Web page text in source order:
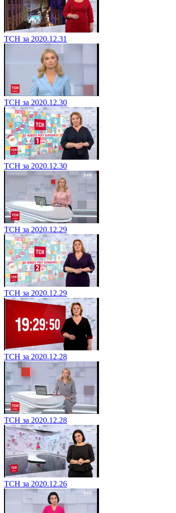
ТСН за 2020.12.31
ТСН за 2020.12.30
ТСН за 2020.12.30
ТСН за 2020.12.29
ТСН за 2020.12.29
ТСН за 2020.12.28
ТСН за 2020.12.28
ТСН за 2020.12.26